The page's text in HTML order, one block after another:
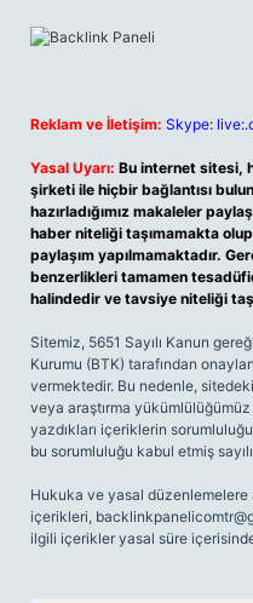
Reklam ve İletişim: Skype:
Yasal Uyarı: Bu internet sitesi,
şirketi ile hiçbir bağlantısı
hazırladığımız makaleler
haber niteliği taşımamakta
paylaşım yapılmamaktadır.
benzerlikleri tamamen
halindedir ve tavsiye niteliği
Sitemiz, 5651 Sayılı Kanun
Kurumu (BTK) tarafından
vermektedir. Bu nedenle,
veya araştırma
yazdıkları içeriklerin
bu sorumluluğu kabul etmiş
Hukuka ve yasal düzenlemelere
içerikleri,
ilgili içerikler yasal süre